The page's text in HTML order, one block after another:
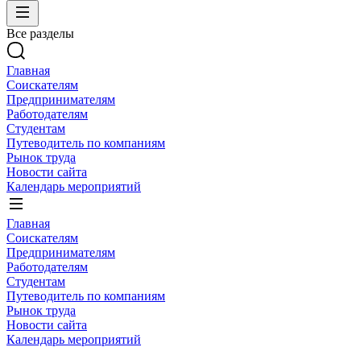
Все разделы
Главная
Соискателям
Предпринимателям
Работодателям
Студентам
Путеводитель по компаниям
Рынок труда
Новости сайта
Календарь мероприятий
Главная
Соискателям
Предпринимателям
Работодателям
Студентам
Путеводитель по компаниям
Рынок труда
Новости сайта
Календарь мероприятий